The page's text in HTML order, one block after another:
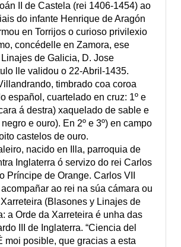
II de Castela (rei 1406-1454) ao
do infante Henrique de Aragón
en Torrijos o curioso privilexio
concédelle en Zamora, ese
de Galicia, D. Jose
lle validou o 22-Abril-1435.
timbrado coa coroa
español, cuartelado en cruz: 1º e
á destra) xaquelado de sable e
e ouro). En 2º e 3º) en campo
castelos de ouro.
nacido en Illa, parroquia de
Inglaterra ó servizo do rei Carlos
Príncipe de Orange. Carlos VII
ao rei na súa cámara ou
(Blasones y Linajes de
a Orde da Xarreteira é unha das
III de Inglaterra. “Ciencia del
moi posible, que gracias a esta